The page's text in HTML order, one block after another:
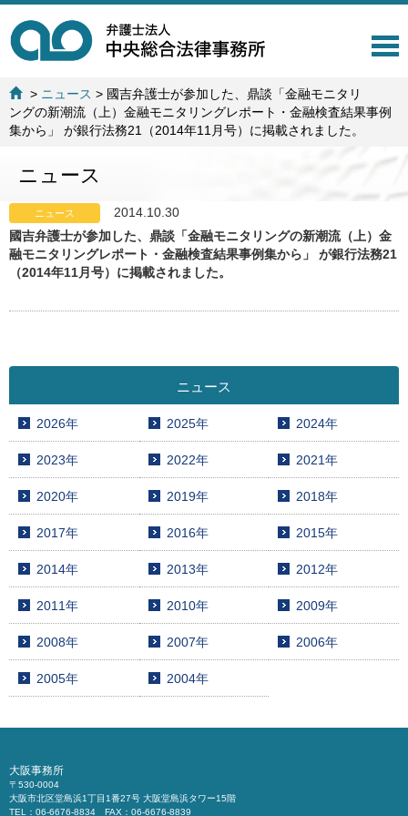
T
l
a
t
> ニュース > 國吉弁護士が参加した、鼎談「金融モニタリ
ングの新潮流（上）金融モニタリングレポート・金融検査結果事例
集から」 が銀行法務21（2014年11月号）に掲載されました。
ニュース
ニュース
2014.10.30
國吉弁護士が参加した、鼎談「金融モニタリングの新潮流（上）金
融モニタリングレポート・金融検査結果事例集から」 が銀行法務21
（2014年11月号）に掲載されました。
ニュース
2026年 2025年 2024年
2023年 2022年 2021年
2020年 2019年 2018年
2017年 2016年 2015年
2014年 2013年 2012年
2011年 2010年 2009年
2008年 2007年 2006年
2005年 2004年
大阪事務所
〒530-0004
大阪市北区堂島浜1丁目1番27号 大阪堂島浜タワー15階
TEL：06-6676-8834 FAX：06-6676-8839